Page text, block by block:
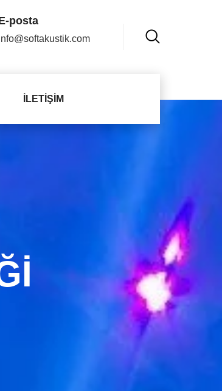
posta
İLETIŞIM